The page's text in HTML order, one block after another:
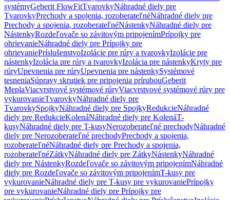
systémyGeberit FlowFitTvarovkyNáhradné diely pre
TvarovkyPrechody a spojenia, rozoberateľnéNáhradné diely pre
Prechody a spojenia, rozoberateľnéNástenkyNáhradné diely pre
NástenkyRozdeľovače so závitovým pripojenímPrípojky pre
ohrievanieNáhradné diely pre Prípojky pre
ohrievaniePríslušenstvoIzolácie pre rúry a tvarovkyIzolácie pre
nástenkyIzolácia pre rúry a tvarovkyIzolácia pre nástenkyKryty pre
rúryUpevnenia pre rúryUpevnenia pre nástenkySystémové
tesneniaSúpravy skrutiek pre pripojenia prírubouGeberit
MeplaViacvrstvové systémové rúryViacvrstvové systémové rúry pre
vykurovanieTvarovkyNáhradné diely pre
TvarovkySpojkyNáhradné diely pre SpojkyRedukcieNáhradné
diely pre RedukcieKolenáNáhradné diely pre KolenáT-
kusyNáhradné diely pre T-kusyNerozoberateľné prechodyNáhradné
diely pre Nerozoberateľné prechodyPrechody a spojenia,
rozoberateľnéNáhradné diely pre Prechody a spojenia,
rozoberateľnéZátkyNáhradné diely pre ZátkyNástenkyNáhradné
diely pre NástenkyRozdeľovače so závitovým pripojenímNáhradné
diely pre Rozdeľovače so závitovým pripojenímT-kusy pre
vykurovanieNáhradné diely pre T-kusy pre vykurovaniePrípojky
pre vykurovanieNáhradné diely pre Prípojky pre